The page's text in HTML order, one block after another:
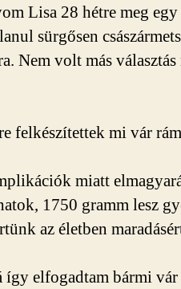
Lisa 28 hétre meg egy
sürgősen
Nem volt más
felkészítettek mi vár
miatt
1750 gramm lesz
az életben
így elfogadtam bármi